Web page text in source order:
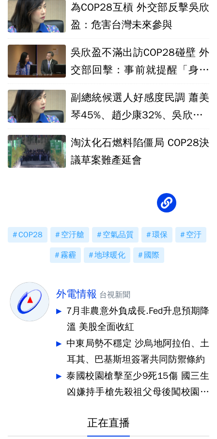
為COP28互槓 外交部反擊吳欣
盈：危害台灣未來參與
吳欣盈不滿出訪COP28碰壁 外
交部回擊：事前就提醒「身分
副總統候選人好感度民調 蕭美
琴45%、趙少康32%、吳欣盈1
淘汰化石燃料陷僵局 COP28決
議草案難產延會
COP28 空汙艙 空氣品質 環保 空汙
霧霾 地球暖化 國際
外電情報 台視新聞
7月非農意外負成長.Fed升息預期降
溫 美股全面收紅
中東局勢不穩定 沙烏地阿拉伯、土
耳其、巴基斯坦簽署共同防禦條約
泰國校園槍擊至少9死15傷 國三生
凶嫌持手槍先殺祖父母後闖校園犯
正在直播